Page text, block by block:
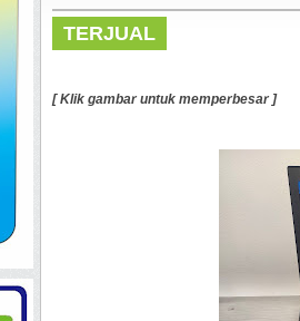
TERJUAL
[ Klik gambar untuk memperbesar ]